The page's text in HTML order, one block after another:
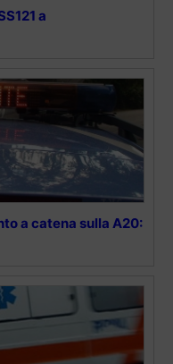
a
a catena sulla A20: